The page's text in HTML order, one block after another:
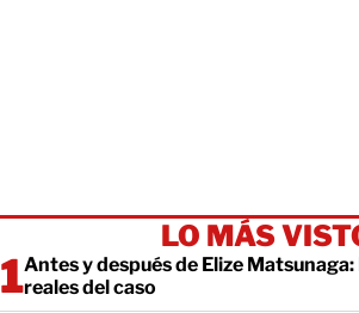
LO MÁS
Antes y después de Elize Matsunaga:
reales del caso